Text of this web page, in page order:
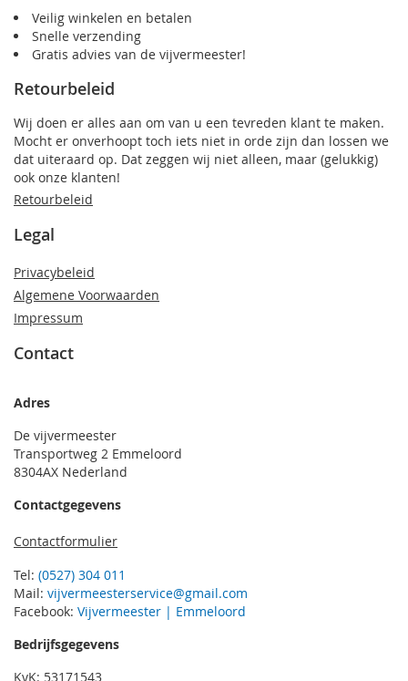
Veilig winkelen en betalen
Snelle verzending
Gratis advies van de vijvermeester!
Retourbeleid
Wij doen er alles aan om van u een tevreden klant te maken.
Mocht er onverhoopt toch iets niet in orde zijn dan lossen we
dat uiteraard op. Dat zeggen wij niet alleen, maar (gelukkig)
ook onze klanten!
Retourbeleid
Legal
Privacybeleid
Algemene Voorwaarden
Impressum
Contact
Adres
De vijvermeester
Transportweg 2 Emmeloord
8304AX Nederland
Contactgegevens
Contactformulier
Tel: (0527) 304 011
Mail: vijvermeesterservice@gmail.com
Facebook: Vijvermeester | Emmeloord
Bedrijfsgegevens
KvK: 53171543